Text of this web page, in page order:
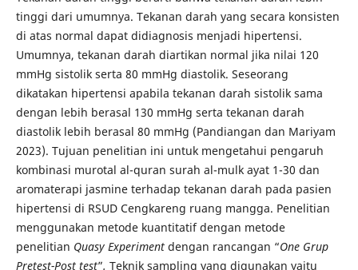
tinggi dari umumnya. Tekanan darah yang secara konsisten
di atas normal dapat didiagnosis menjadi hipertensi.
Umumnya, tekanan darah diartikan normal jika nilai 120
mmHg sistolik serta 80 mmHg diastolik. Seseorang
dikatakan hipertensi apabila tekanan darah sistolik sama
dengan lebih berasal 130 mmHg serta tekanan darah
diastolik lebih berasal 80 mmHg (Pandiangan dan Mariyam
2023). Tujuan penelitian ini untuk mengetahui pengaruh
kombinasi murotal al-quran surah al-mulk ayat 1-30 dan
aromaterapi jasmine terhadap tekanan darah pada pasien
hipertensi di RSUD Cengkareng ruang mangga. Penelitian
menggunakan metode kuantitatif dengan metode
penelitian Quasy Experimentdengan rancangan “One Grup
Pretest-Post test”. Teknik sampling yang digunakan yaitu